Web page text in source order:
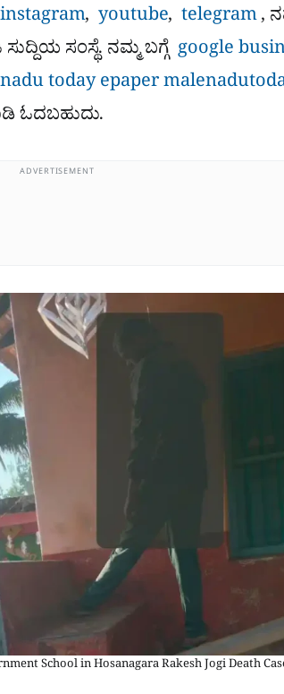
instagram, youtube, telegram,
ಸುದ್ದಿಯ ಸಂಸ್ಥೆ. ನಮ್ಮ ಬಗ್ಗೆ google
today epaper
ಓದಬಹುದು.
ADVERTISEMENT
School in Hosanagara Rakesh Jogi Death